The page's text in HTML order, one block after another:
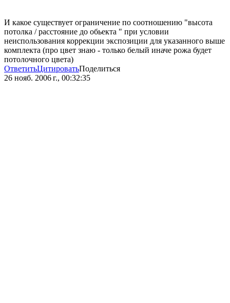
И какое существует ограничение по соотношению "высота
потолка / расстояние до обьекта " при условии
неиспользования коррекции экспозиции для указанного выше
комплекта (про цвет знаю - только белый иначе рожа будет
потолочного цвета)
ОтветитьЦитироватьПоделиться
26 нояб. 2006 г., 00:32:35